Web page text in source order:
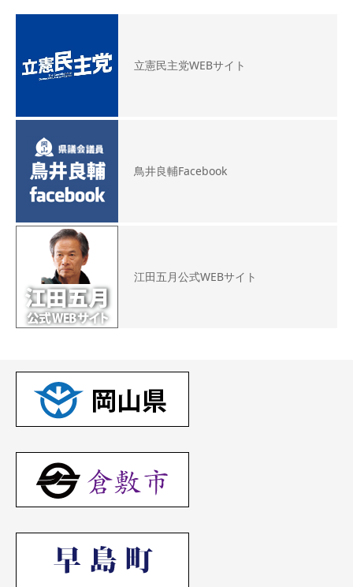
立憲民主党WEBサイト
鳥井良輔Facebook
江田五月公式WEBサイト